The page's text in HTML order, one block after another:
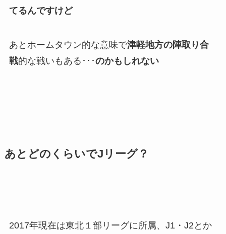
てるんですけど
あとホームタウン的な意味で津軽地方の陣取り合
戦的な戦いもある･･･のかもしれない
あとどのくらいでJリーグ？
2017年現在は東北１部リーグに所属、J1・J2とか